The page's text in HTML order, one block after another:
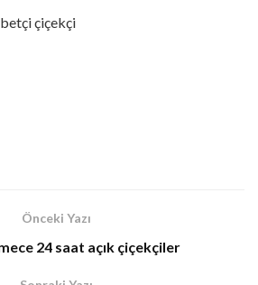
çiçekçi
Önceki Yazı
24 saat açık çiçekçiler